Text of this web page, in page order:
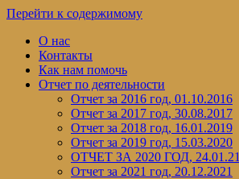
Перейти к содержимому
О нас
Контакты
Как нам помочь
Отчет по деятельности
Отчет за 2016 год, 01.10.2016
Отчет за 2017 год, 30.08.2017
Отчет за 2018 год, 16.01.2019
Отчет за 2019 год, 15.03.2020
ОТЧЕТ ЗА 2020 ГОД, 24.01.21
Отчет за 2021 год, 20.12.2021